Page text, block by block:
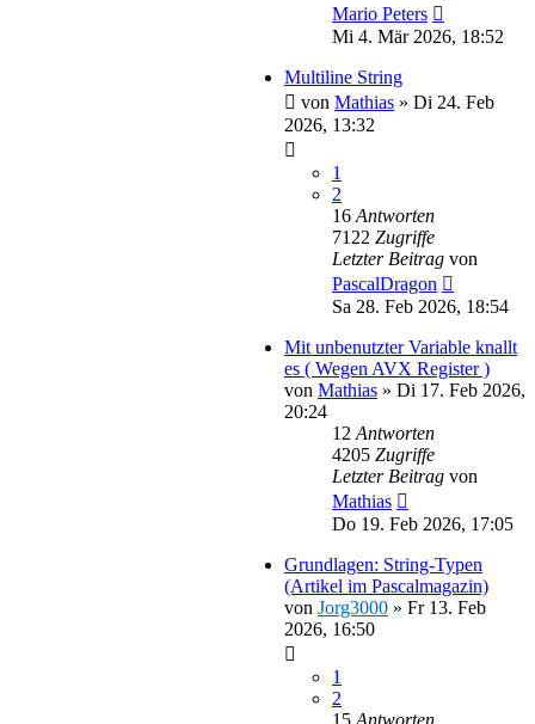
Mario Peters
Mi 4. Mär 2026, 18:52
Multiline String
von Mathias » Di 24. Feb
2026, 13:32
1
2
16 Antworten
7122 Zugriffe
Letzter Beitrag von
PascalDragon
Sa 28. Feb 2026, 18:54
Mit unbenutzter Variable knallt
es ( Wegen AVX Register )
von Mathias » Di 17. Feb 2026,
20:24
12 Antworten
4205 Zugriffe
Letzter Beitrag von
Mathias
Do 19. Feb 2026, 17:05
Grundlagen: String-Typen
(Artikel im Pascalmagazin)
von Jorg3000 » Fr 13. Feb
2026, 16:50
1
2
15 Antworten